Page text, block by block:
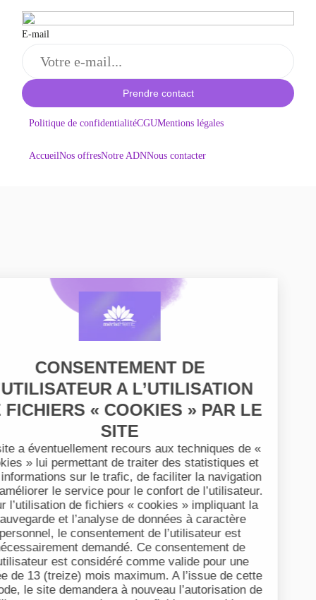
E-mail
Prendre contact
Politique de confidentialitéCGUMentions légales
AccueilNos offresNotre ADNNous contacter